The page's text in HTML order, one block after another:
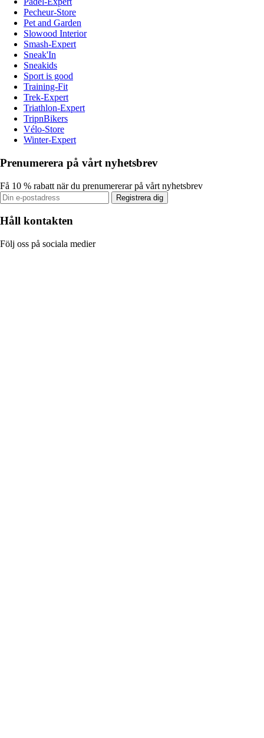
Pecheur-Store
Pet and Garden
Slowood Interior
Smash-Expert
Sneak'In
Sneakids
Sport is good
Training-Fit
Trek-Expert
Triathlon-Expert
TripnBikers
Vélo-Store
Winter-Expert
Prenumerera på vårt nyhetsbrev
Få 10 % rabatt när du prenumererar på vårt nyhetsbrev
Registrera dig
Håll kontakten
Följ oss på sociala medier